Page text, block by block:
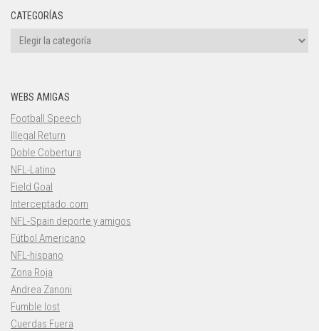
CATEGORÍAS
Categorías
WEBS AMIGAS
Football Speech
Illegal Return
Doble Cobertura
NFL-Latino
Field Goal
Interceptado.com
NFL-Spain deporte y amigos
Fútbol Americano
NFL-hispano
Zona Roja
Andrea Zanoni
Fumble lost
Cuerdas Fuera